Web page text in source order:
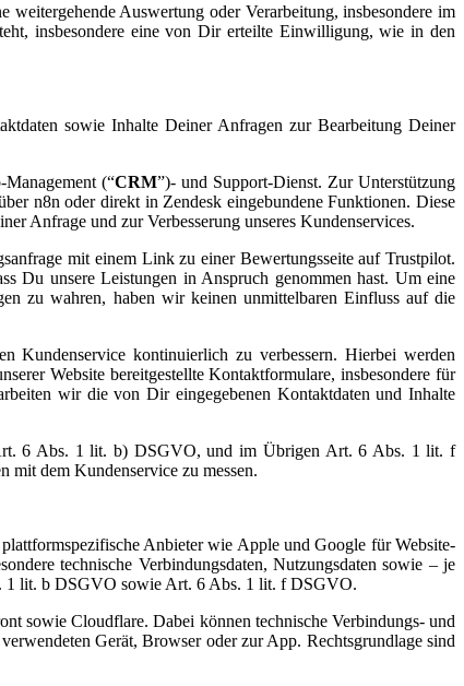
Auswertung oder Verarbeitung, insbesondere im
insbesondere eine von Dir erteilte Einwilligung, wie in den
sowie Inhalte Deiner Anfragen zur Bearbeitung Deiner
(“CRM”)- und Support-Dienst. Zur Unterstützung
n8n oder direkt in Zendesk eingebundene Funktionen. Diese
Anfrage und zur Verbesserung unseres Kundenservices.
mit einem Link zu einer Bewertungsseite auf Trustpilot.
Du unsere Leistungen in Anspruch genommen hast. Um eine
zu wahren, haben wir keinen unmittelbaren Einfluss auf die
Kundenservice kontinuierlich zu verbessern. Hierbei werden
Website bereitgestellte Kontaktformulare, insbesondere für
wir die von Dir eingegebenen Kontaktdaten und Inhalte
Art. 6 Abs. 1 lit. b) DSGVO, und im Übrigen Art. 6 Abs. 1 lit. f
mit dem Kundenservice zu messen.
Anbieter wie Apple und Google für Website-
technische Verbindungsdaten, Nutzungsdaten sowie – je
1 lit. b DSGVO sowie Art. 6 Abs. 1 lit. f DSGVO.
sowie Cloudflare. Dabei können technische Verbindungs- und
Gerät, Browser oder zur App. Rechtsgrundlage sind